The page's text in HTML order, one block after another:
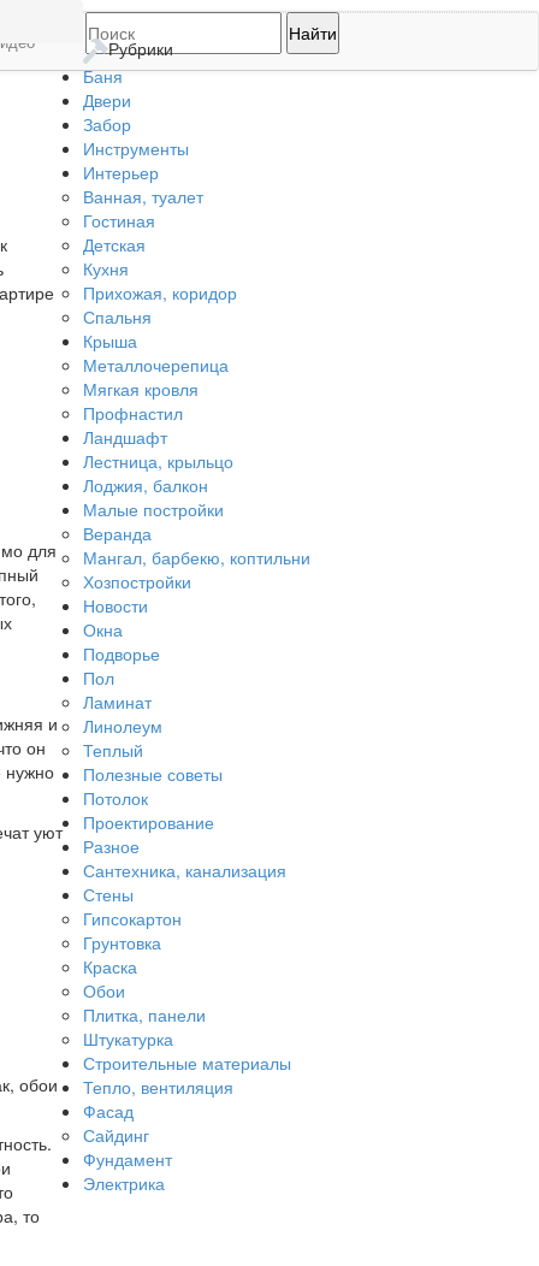
для
и
он
нужно
уют
обои
то
Рубрики
Баня
Двери
Забор
Инструменты
Интерьер
Ванная, туалет
Гостиная
Детская
Кухня
Прихожая, коридор
Спальня
Крыша
Металлочерепица
Мягкая кровля
Профнастил
Ландшафт
Лестница, крыльцо
Лоджия, балкон
Малые постройки
Веранда
Мангал, барбекю, коптильни
Хозпостройки
Новости
Окна
Подворье
Пол
Ламинат
Линолеум
Теплый
Полезные советы
Потолок
Проектирование
Разное
Сантехника, канализация
Стены
Гипсокартон
Грунтовка
Краска
Обои
Плитка, панели
Штукатурка
Строительные материалы
Тепло, вентиляция
Фасад
Сайдинг
Фундамент
Электрика